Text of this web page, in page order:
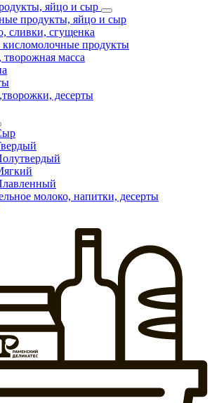
яйцо и сыр
продукты, яйцо и сыр
сливки, сгущенка
продукты
творожная масса
десерты
молоко, напитки, десерты